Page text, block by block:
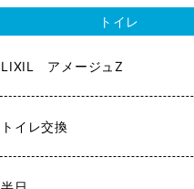
トイレ
LIXIL アメージュZ
トイレ交換